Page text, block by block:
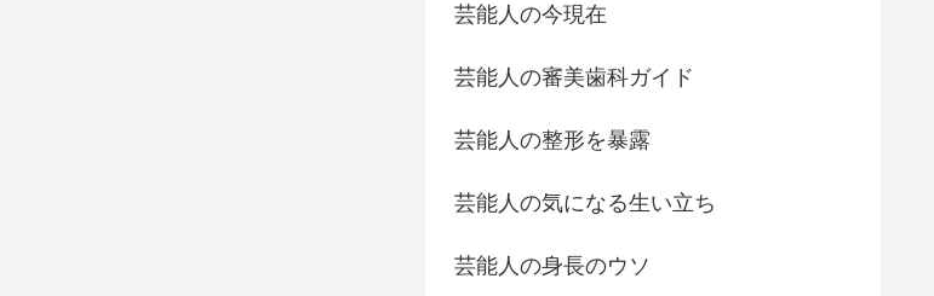
芸能人の今現在
芸能人の審美歯科ガイド
芸能人の整形を暴露
芸能人の気になる生い立ち
芸能人の身長のウソ